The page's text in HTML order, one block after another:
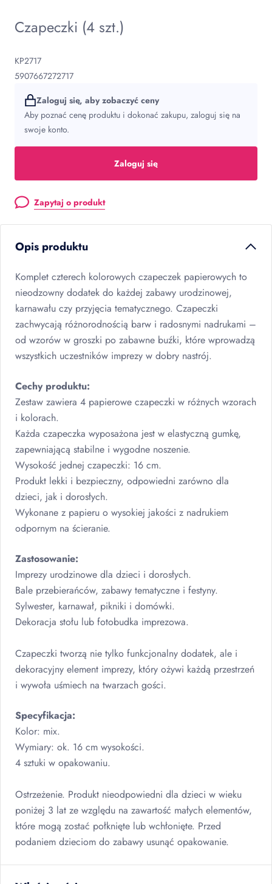
Czapeczki (4 szt.)
KP2717
5907667272717
Zaloguj się, aby zobaczyć ceny
Aby poznać cenę produktu i dokonać zakupu, zaloguj się na
swoje konto.
Zaloguj się
Zapytaj o produkt
Opis produktu
Komplet czterech kolorowych czapeczek papierowych to
nieodzowny dodatek do każdej zabawy urodzinowej,
karnawału czy przyjęcia tematycznego. Czapeczki
zachwycają różnorodnością barw i radosnymi nadrukami –
od wzorów w groszki po zabawne buźki, które wprowadzą
wszystkich uczestników imprezy w dobry nastrój.
Cechy produktu:
Zestaw zawiera 4 papierowe czapeczki w różnych wzorach
i kolorach.
Każda czapeczka wyposażona jest w elastyczną gumkę,
zapewniającą stabilne i wygodne noszenie.
Wysokość jednej czapeczki: 16 cm.
Produkt lekki i bezpieczny, odpowiedni zarówno dla
dzieci, jak i dorosłych.
Wykonane z papieru o wysokiej jakości z nadrukiem
odpornym na ścieranie.
Zastosowanie:
Imprezy urodzinowe dla dzieci i dorosłych.
Bale przebierańców, zabawy tematyczne i festyny.
Sylwester, karnawał, pikniki i domówki.
Dekoracja stołu lub fotobudka imprezowa.
Czapeczki tworzą nie tylko funkcjonalny dodatek, ale i
dekoracyjny element imprezy, który ożywi każdą przestrzeń
i wywoła uśmiech na twarzach gości.
Specyfikacja:
Kolor: mix.
Wymiary: ok. 16 cm wysokości.
4 sztuki w opakowaniu.
Ostrzeżenie. Produkt nieodpowiedni dla dzieci w wieku
poniżej 3 lat ze względu na zawartość małych elementów,
które mogą zostać połknięte lub wchłonięte. Przed
podaniem dzieciom do zabawy usunąć opakowanie.